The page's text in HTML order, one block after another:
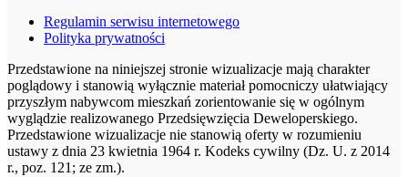
Regulamin serwisu internetowego
Polityka prywatności
Przedstawione na niniejszej stronie wizualizacje mają charakter
poglądowy i stanowią wyłącznie materiał pomocniczy ułatwiający
przyszłym nabywcom mieszkań zorientowanie się w ogólnym
wyglądzie realizowanego Przedsięwzięcia Deweloperskiego.
Przedstawione wizualizacje nie stanowią oferty w rozumieniu
ustawy z dnia 23 kwietnia 1964 r. Kodeks cywilny (Dz. U. z 2014
r., poz. 121; ze zm.).